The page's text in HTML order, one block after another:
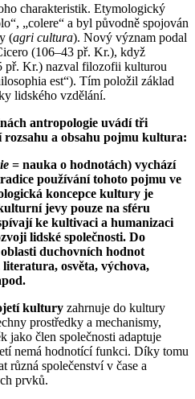
charakteristik. Etymologický
„colere“ a byl původně spojován
(agri cultura). Nový význam podal
(106–43 př. Kr.), když
př. Kr.) nazval filozofii kulturou
est“). Tím položil základ
lidského vzdělání.
antropologie uvádí tři
a obsahu pojmu kultura:
= nauka o hodnotách) vychází
používání tohoto pojmu ve
koncepce kultury je
jevy pouze na sféru
ke kultivaci a humanizaci
lidské společnosti. Do
duchovních hodnot
osvěta, výchova,
kultury zahrnuje do kultury
prostředky a mechanismy,
jako člen společnosti adaptuje
nemá hodnotící funkci. Díky tomu
různá společenství v čase a
prvků.